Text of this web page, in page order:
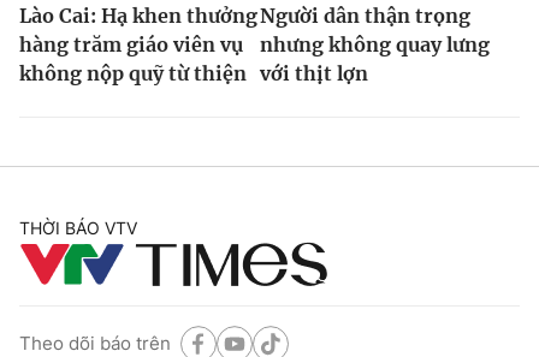
Lào Cai: Hạ khen thưởng
hàng trăm giáo viên vụ
không nộp quỹ từ thiện
Người dân thận trọng
nhưng không quay lưng
với thịt lợn
THỜI BÁO VTV
Theo dõi báo trên